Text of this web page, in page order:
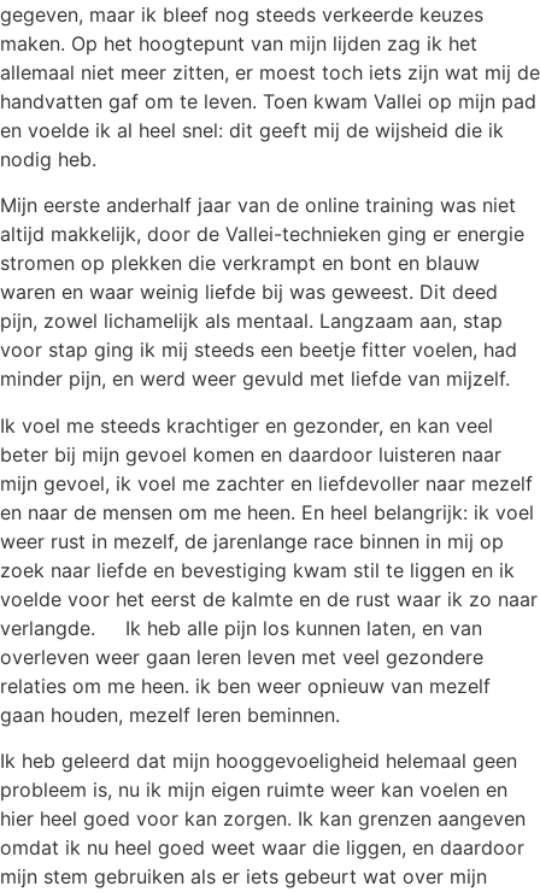
gegeven, maar ik bleef nog steeds verkeerde keuzes
maken. Op het hoogtepunt van mijn lijden zag ik het
allemaal niet meer zitten, er moest toch iets zijn wat mij de
handvatten gaf om te leven. Toen kwam Vallei op mijn pad
en voelde ik al heel snel: dit geeft mij de wijsheid die ik
nodig heb.
Mijn eerste anderhalf jaar van de online training was niet
altijd makkelijk, door de Vallei-technieken ging er energie
stromen op plekken die verkrampt en bont en blauw
waren en waar weinig liefde bij was geweest. Dit deed
pijn, zowel lichamelijk als mentaal. Langzaam aan, stap
voor stap ging ik mij steeds een beetje fitter voelen, had
minder pijn, en werd weer gevuld met liefde van mijzelf.
Ik voel me steeds krachtiger en gezonder, en kan veel
beter bij mijn gevoel komen en daardoor luisteren naar
mijn gevoel, ik voel me zachter en liefdevoller naar mezelf
en naar de mensen om me heen. En heel belangrijk: ik voel
weer rust in mezelf, de jarenlange race binnen in mij op
zoek naar liefde en bevestiging kwam stil te liggen en ik
voelde voor het eerst de kalmte en de rust waar ik zo naar
verlangde. Ik heb alle pijn los kunnen laten, en van
overleven weer gaan leren leven met veel gezondere
relaties om me heen. ik ben weer opnieuw van mezelf
gaan houden, mezelf leren beminnen.
Ik heb geleerd dat mijn hooggevoeligheid helemaal geen
probleem is, nu ik mijn eigen ruimte weer kan voelen en
hier heel goed voor kan zorgen. Ik kan grenzen aangeven
omdat ik nu heel goed weet waar die liggen, en daardoor
mijn stem gebruiken als er iets gebeurt wat over mijn